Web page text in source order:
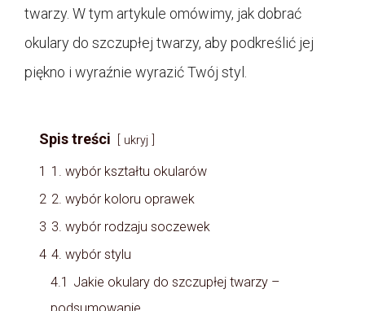
twarzy. W tym artykule omówimy, jak dobrać
okulary do szczupłej twarzy, aby podkreślić jej
piękno i wyraźnie wyrazić Twój styl.
Spis treści ukryj
1 1. wybór kształtu okularów
2 2. wybór koloru oprawek
3 3. wybór rodzaju soczewek
4 4. wybór stylu
4.1 Jakie okulary do szczupłej twarzy –